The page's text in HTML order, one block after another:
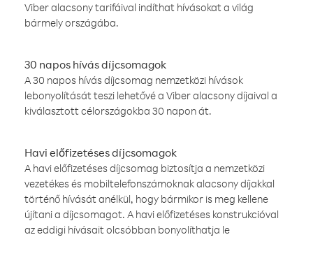
Viber alacsony tarifáival indíthat hívásokat a világ
bármely országába.
30 napos hívás díjcsomagok
A 30 napos hívás díjcsomag nemzetközi hívások
lebonyolítását teszi lehetővé a Viber alacsony díjaival a
kiválasztott célországokba 30 napon át.
Havi előfizetéses díjcsomagok
A havi előfizetéses díjcsomag biztosítja a nemzetközi
vezetékes és mobiltelefonszámoknak alacsony díjakkal
történő hívását anélkül, hogy bármikor is meg kellene
újítani a díjcsomagot. A havi előfizetéses konstrukcióval
az eddigi hívásait olcsóbban bonyolíthatja le